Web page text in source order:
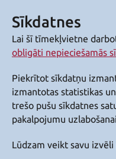
Sīkdatnes
Lai šī tīmekļvietne
obligāti nepieciešamās
Piekrītot sīkdatņu
izmantotas statistikas
trešo pušu sīkdatnes
pakalpojumu
Lūdzam veikt savu